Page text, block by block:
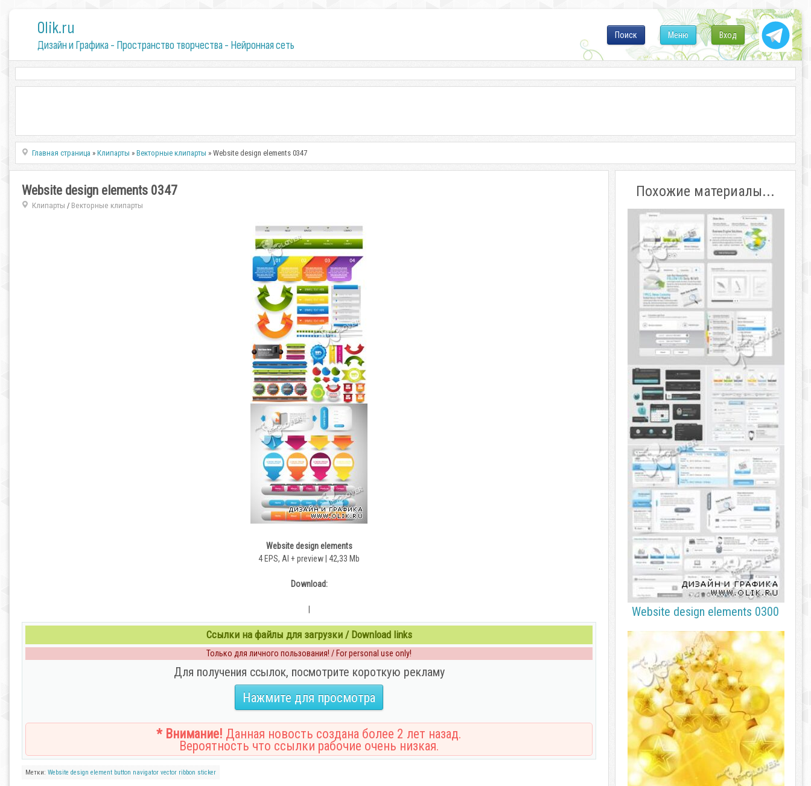
0lik.ru
Дизайн и Графика - Пространство творчества - Нейронная сеть
Вход
Меню
Поиск
Главная страница »Клипарты »Векторные клипарты » Website design elements 0347
Website design elements 0347
Клипарты / Векторные клипарты
Website design elements
4 EPS, AI + preview | 42,33 Mb
Download:
Ссылки на файлы для загрузки / Download links
Только для личного пользования! / For personal use only!
Для получения ссылок, посмотрите короткую рекламу
Нажмите для просмотра
* Внимание! Данная новость создана более 2 лет назад.
Вероятность что ссылки рабочие очень низкая.
Метки: Website design element button navigator vector ribbon sticker
Похожие материалы...
Website design elements 0300